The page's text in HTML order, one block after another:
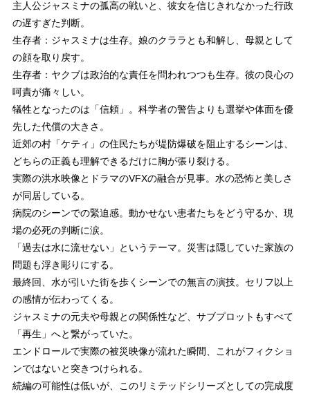
主人公ジャスミナの孤高の戦いと、彼女を信じきれなかった行政
の遅すぎた判断。
生存者：ジャスミナは生存。娘のクララとも和解し、母親として
の顔を取り戻す。
生存者：ヤクブは政治的な責任を問われつつも生存。彼の良心の
呵責が痛々しい。
犠牲となったのは「信頼」。科学者の警告よりも選挙や体面を優
先した代償の大きさ。
近郊の村「ケティ」の住民たちが堤防爆破を阻止するシーンは、
どちらの正義も理解できるだけに胸が張り裂ける。
実際の洪水映像とドラマのVFXの融合が見事。水の恐怖と美しさ
が同居している。
病院のシーンでの緊迫感。動かせない患者たちをどう守るか、現
場の必死の判断に涙。
「過去は水に流せない」というテーマ。災害は隠していた家族の
問題も浮き彫りにする。
最終回、水が引いた街を歩くシーンでの無言の演技。セリフ以上
の感情が伝わってくる。
ジャスミナの元夫や母親との関係性など、サブプロットもすべて
「再生」へと繋がっていた。
エンドロールで実際の被災映像が流れた瞬間、これがフィクショ
ンではないと突きつけられる。
続編の可能性は低いが、このリミテッドシリーズとしての完成度